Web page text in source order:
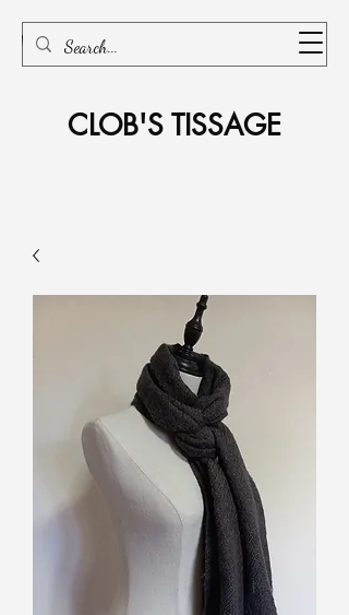
CLOB'S TISSAGE